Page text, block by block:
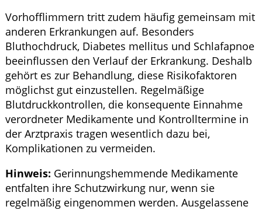
Vorhofflimmern tritt zudem häufig gemeinsam mit
anderen Erkrankungen auf. Besonders
Bluthochdruck, Diabetes mellitus und Schlafapnoe
beeinflussen den Verlauf der Erkrankung. Deshalb
gehört es zur Behandlung, diese Risikofaktoren
möglichst gut einzustellen. Regelmäßige
Blutdruckkontrollen, die konsequente Einnahme
verordneter Medikamente und Kontrolltermine in
der Arztpraxis tragen wesentlich dazu bei,
Komplikationen zu vermeiden.
Hinweis: Gerinnungshemmende Medikamente
entfalten ihre Schutzwirkung nur, wenn sie
regelmäßig eingenommen werden. Ausgelassene